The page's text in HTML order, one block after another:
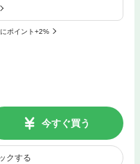
ポイント+2%
今すぐ買う
クする